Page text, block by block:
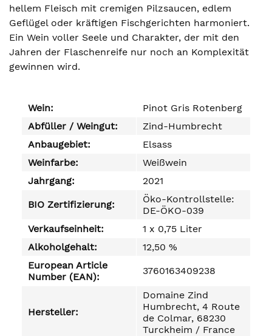
hellem Fleisch mit cremigen Pilzsaucen, edlem
Geflügel oder kräftigen Fischgerichten harmoniert.
Ein Wein voller Seele und Charakter, der mit den
Jahren der Flaschenreife nur noch an Komplexität
gewinnen wird.
Wein:
Pinot Gris Rotenberg
Abfüller / Weingut:
Zind-Humbrecht
Anbaugebiet:
Elsass
Weinfarbe:
Weißwein
Jahrgang:
2021
BIO Zertifizierung:
Öko-Kontrollstelle:
DE-ÖKO-039
Verkaufseinheit:
1 x 0,75 Liter
Alkoholgehalt:
12,50 %
European Article
Number (EAN):
3760163409238
Hersteller:
Domaine Zind
Humbrecht, 4 Route
de Colmar, 68230
Turckheim / France